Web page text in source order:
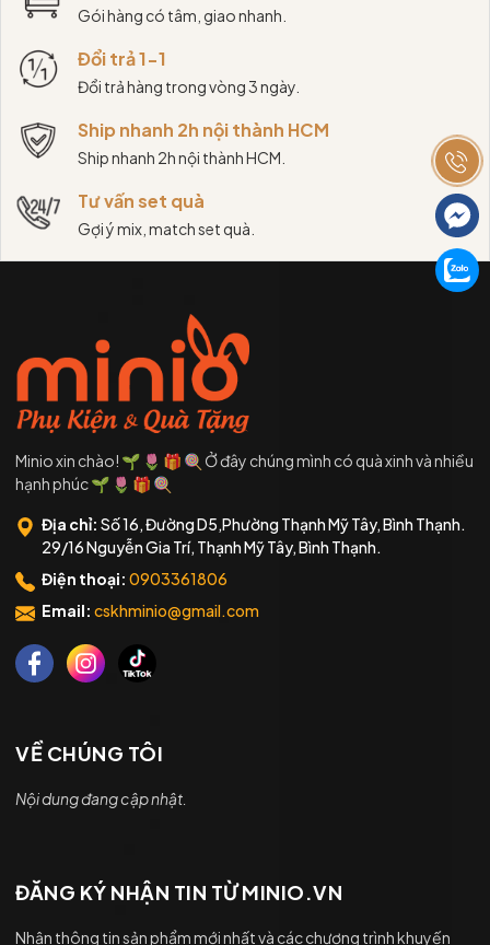
Gói hàng có tâm, giao nhanh.
Đổi trả 1-1
Đổi trả hàng trong vòng 3 ngày.
Ship nhanh 2h nội thành HCM
Ship nhanh 2h nội thành HCM.
Tư vấn set quà
Gợi ý mix, match set quà.
Minio xin chào! 🌱 🌷 🎁 🍭 Ở đây chúng mình có quà xinh và nhiều
hạnh phúc 🌱 🌷 🎁 🍭
Địa chỉ: Số 16, Đường D5,Phường Thạnh Mỹ Tây, Bình Thạnh.
29/16 Nguyễn Gia Trí, Thạnh Mỹ Tây, Bình Thạnh.
Điện thoại: 0903361806
Email: cskhminio@gmail.com
VỀ CHÚNG TÔI
Nội dung đang cập nhật.
ĐĂNG KÝ NHẬN TIN TỪ MINIO.VN
Nhận thông tin sản phẩm mới nhất và các chương trình khuyến